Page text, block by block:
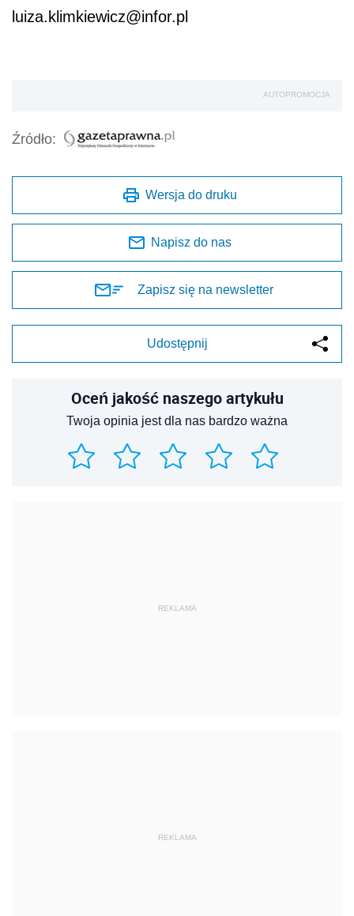
luiza.klimkiewicz@infor.pl
AUTOPROMOCJA
Źródło:
Wersja do druku
Napisz do nas
Zapisz się na newsletter
Udostępnij
Oceń jakość naszego artykułu
Twoja opinia jest dla nas bardzo ważna
REKLAMA
REKLAMA